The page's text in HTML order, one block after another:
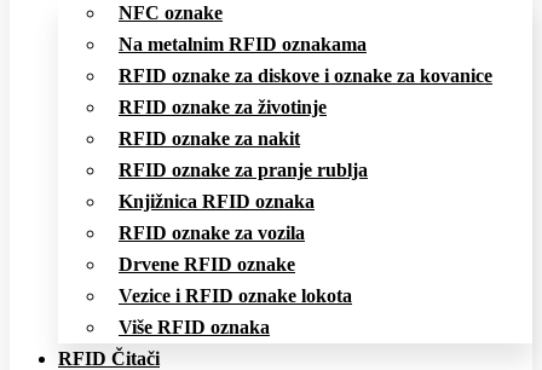
NFC oznake
Na metalnim RFID oznakama
RFID oznake za diskove i oznake za kovanice
RFID oznake za životinje
RFID oznake za nakit
RFID oznake za pranje rublja
Knjižnica RFID oznaka
RFID oznake za vozila
Drvene RFID oznake
Vezice i RFID oznake lokota
Više RFID oznaka
RFID Čitači